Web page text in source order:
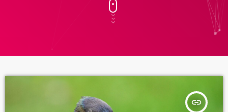
insert_link